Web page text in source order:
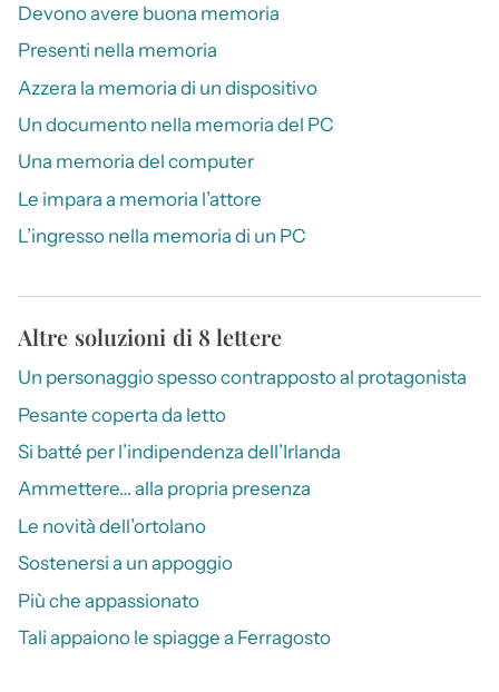
Devono avere buona memoria
Presenti nella memoria
Azzera la memoria di un dispositivo
Un documento nella memoria del PC
Una memoria del computer
Le impara a memoria l’attore
L’ingresso nella memoria di un PC
Altre soluzioni di 8 lettere
Un personaggio spesso contrapposto al protagonista
Pesante coperta da letto
Si batté per l’indipendenza dell’Irlanda
Ammettere… alla propria presenza
Le novità dell’ortolano
Sostenersi a un appoggio
Più che appassionato
Tali appaiono le spiagge a Ferragosto